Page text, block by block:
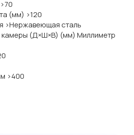
(мм) >120
>Нержавеющая сталь
(Д×Ш×В) (мм) Миллиметр
>400